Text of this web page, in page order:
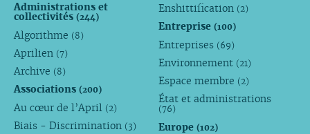
Administrations et
collectivités (244)
Algorithme (8)
Aprilien (7)
Archive (8)
Associations (200)
Au cœur de l’April (2)
Biais - Discrimination (3)
Enshittification (2)
Entreprise(100)
Entreprises (69)
Environnement (21)
Espace membre (2)
État et administrations
(76)
Europe(102)